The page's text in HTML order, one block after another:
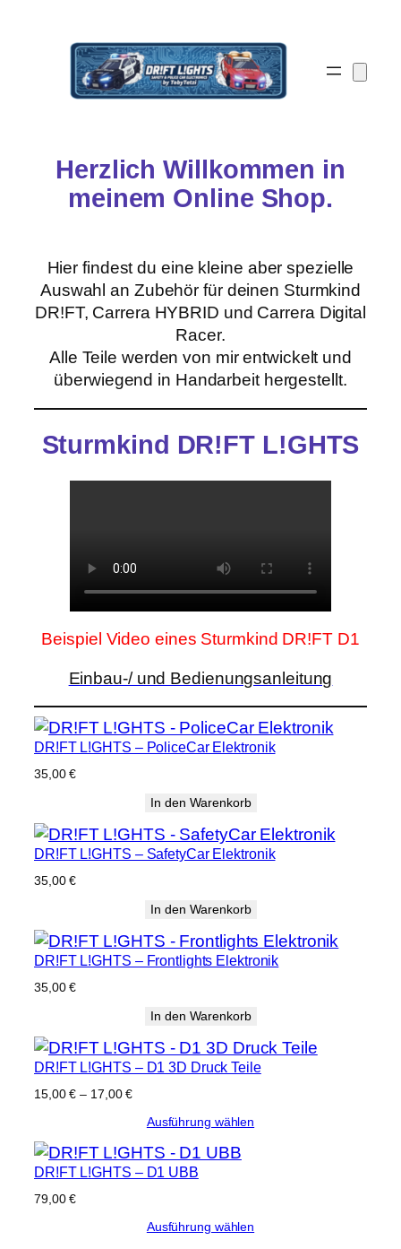
Herzlich Willkommen in
meinem Online Shop.
Hier findest du eine kleine aber spezielle
Auswahl an Zubehör für deinen Sturmkind
DR!FT, Carrera HYBRID und Carrera Digital
Racer.
Alle Teile werden von mir entwickelt und
überwiegend in Handarbeit hergestellt.
Sturmkind DR!FT L!GHTS
Beispiel Video eines Sturmkind DR!FT D1
Einbau-/ und Bedienungsanleitung
DR!FT L!GHTS – PoliceCar Elektronik
35,00€
In den Warenkorb
DR!FT L!GHTS – SafetyCar Elektronik
35,00€
In den Warenkorb
DR!FT L!GHTS – Frontlights Elektronik
35,00€
In den Warenkorb
DR!FT L!GHTS – D1 3D Druck Teile
15,00€ – 17,00€Preisspanne:
bis
17,00 €
Ausführung wählen
DR!FT L!GHTS – D1 UBB
79,00€
Ausführung wählen